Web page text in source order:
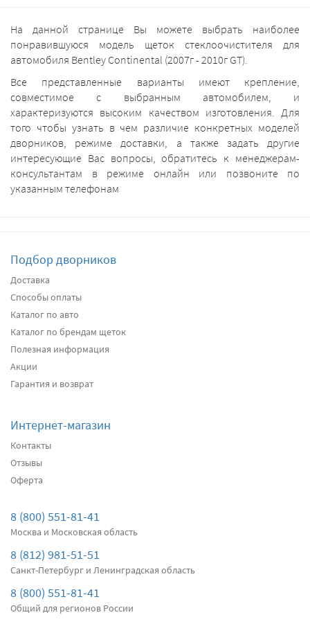
На данной странице Вы можете выбрать наиболее
понравившуюся модель щеток стеклоочистителя для
автомобиля Bentley Continental (2007г - 2010г GT).
Все представленные варианты имеют крепление,
совместимое с выбранным автомобилем, и
характеризуются высоким качеством изготовления. Для
того чтобы узнать в чем различие конкретных моделей
дворников, режиме доставки, а также задать другие
интересующие Вас вопросы, обратитесь к менеджерам-
консультантам в режиме онлайн или позвоните по
указанным телефонам
Подбор дворников
Доставка
Способы оплаты
Каталог по авто
Каталог по брендам щеток
Полезная информация
Акции
Гарантия и возврат
Интернет-магазин
Контакты
Отзывы
Оферта
8 (800) 551-81-41
Москва и Московская область
8 (812) 981-51-51
Санкт-Петербург и Ленинградская область
8 (800) 551-81-41
Общий для регионов России